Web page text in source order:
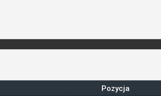
Pozycja